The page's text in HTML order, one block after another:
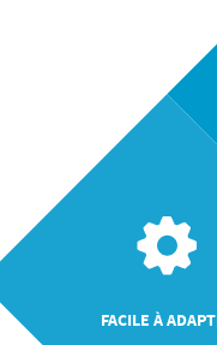
FACILE À